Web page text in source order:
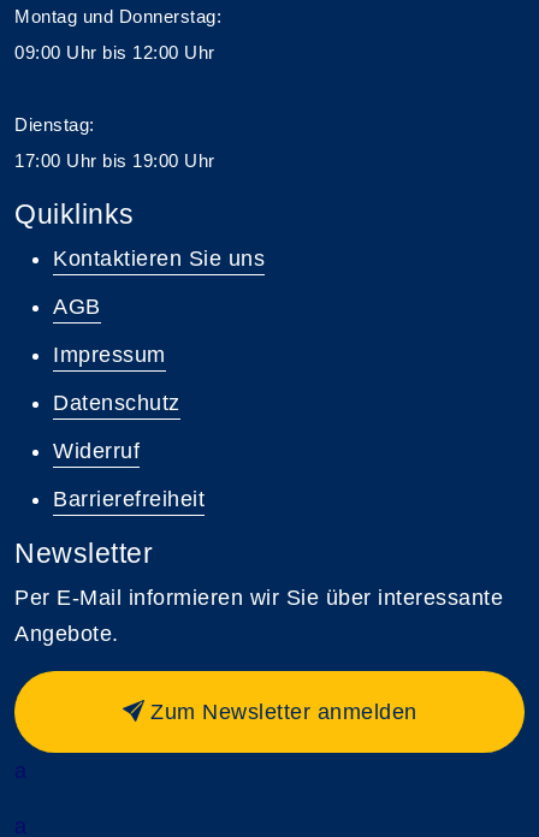
Montag und Donnerstag:
09:00 Uhr bis 12:00 Uhr
Dienstag:
17:00 Uhr bis 19:00 Uhr
Quiklinks
Kontaktieren Sie uns
AGB
Impressum
Datenschutz
Widerruf
Barrierefreiheit
Newsletter
Per E-Mail informieren wir Sie über interessante
Angebote.
Zum Newsletter anmelden
a
a